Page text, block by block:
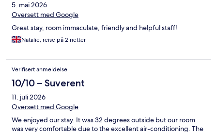
5. mai 2026
Oversett med Google
Great stay, room immaculate, friendly and helpful staff!
Natalie, reise på 2 netter
Verifisert anmeldelse
10/10 – Suverent
11. juli 2026
Oversett med Google
We enjoyed our stay. It was 32 degrees outside but our room
was very comfortable due to the excellent air-conditioning. The